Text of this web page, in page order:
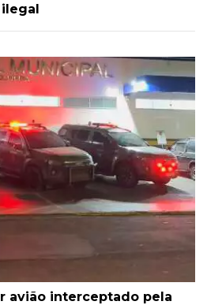
avião interceptado pela